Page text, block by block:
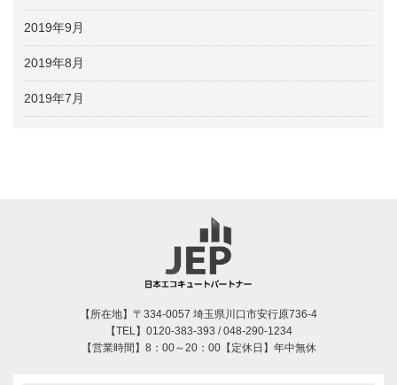
2019年9月
2019年8月
2019年7月
【所在地】〒334-0057 埼玉県川口市安行原736-4
【TEL】0120-383-393 / 048-290-1234
【営業時間】8：00～20：00【定休日】年中無休